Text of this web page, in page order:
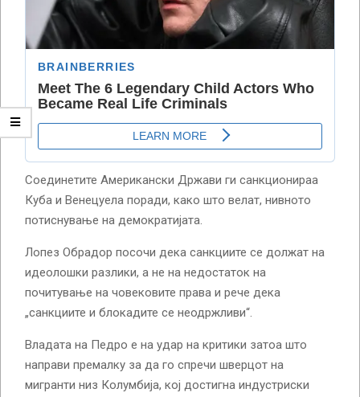
Соединетите Американски Држави ги санкционираа
Куба и Венецуела поради, како што велат, нивното
потиснување на демократијата.
Лопез Обрадор посочи дека санкциите се должат на
идеолошки разлики, а не на недостаток на
почитување на човековите права и рече дека
„санкциите и блокадите се неодржливи“.
Владата на Педро е на удар на критики затоа што
направи премалку за да го спречи шверцот на
мигранти низ Колумбија, кој достигна индустриски